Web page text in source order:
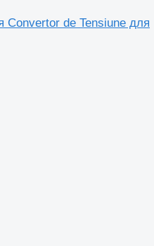
Convertor de Tensiune для